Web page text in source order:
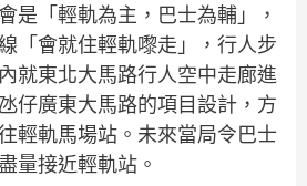
是「輕軌為主，巴士為輔」，
「會就住輕軌嚟走」，行人步
就東北大馬路行人空中走廊進
仔廣東大馬路的項目設計，方
輕軌馬場站。未來當局令巴士
量接近輕軌站。